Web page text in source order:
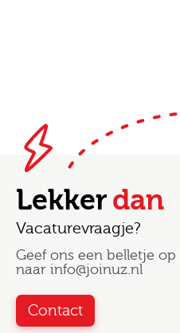
Lekkerdan
Vacaturevraagje?
Geef ons een belletje op
naar info@joinuz.nl
Contact